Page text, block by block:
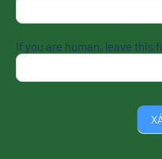
If you are human, leave this